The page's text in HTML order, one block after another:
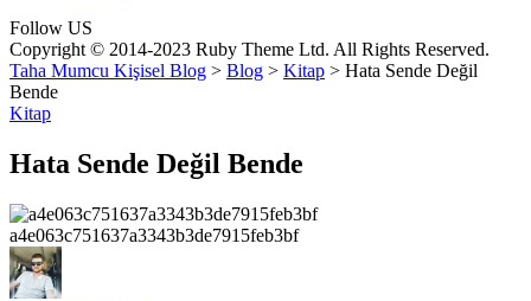
Follow US
Copyright © 2014-2023 Ruby Theme Ltd. All Rights Reserved.
Taha Mumcu Kişisel Blog > Blog > Kitap > Hata Sende Değil
Bende
Kitap
Hata Sende Değil Bende
a4e063c751637a3343b3de7915feb3bf